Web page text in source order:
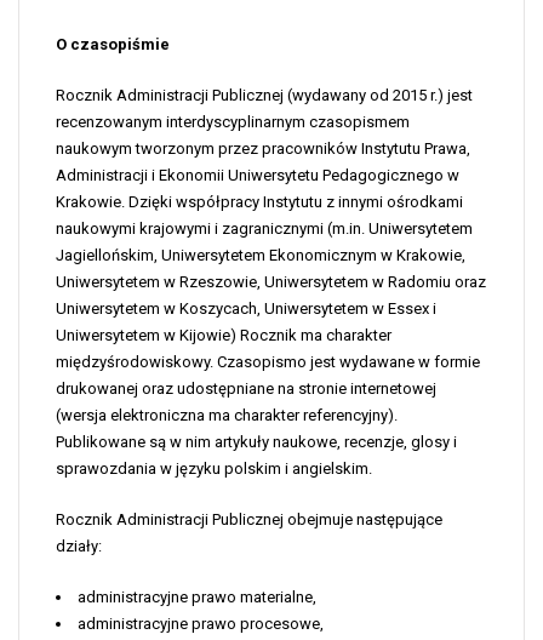
O czasopiśmie
Rocznik Administracji Publicznej (wydawany od 2015 r.) jest
recenzowanym interdyscyplinarnym czasopismem
naukowym tworzonym przez pracowników Instytutu Prawa,
Administracji i Ekonomii Uniwersytetu Pedagogicznego w
Krakowie. Dzięki współpracy Instytutu z innymi ośrodkami
naukowymi krajowymi i zagranicznymi (m.in. Uniwersytetem
Jagiellońskim, Uniwersytetem Ekonomicznym w Krakowie,
Uniwersytetem w Rzeszowie, Uniwersytetem w Radomiu oraz
Uniwersytetem w Koszycach, Uniwersytetem w Essex i
Uniwersytetem w Kijowie) Rocznik ma charakter
międzyśrodowiskowy. Czasopismo jest wydawane w formie
drukowanej oraz udostępniane na stronie internetowej
(wersja elektroniczna ma charakter referencyjny).
Publikowane są w nim artykuły naukowe, recenzje, glosy i
sprawozdania w języku polskim i angielskim.
Rocznik Administracji Publicznej obejmuje następujące
działy:
administracyjne prawo materialne,
administracyjne prawo procesowe,